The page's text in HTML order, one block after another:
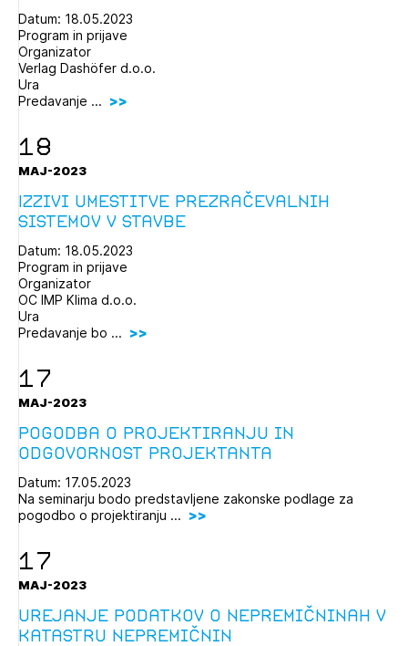
PRIJAVITE SE REGISTRIRAJTE SE
Datum: 18.05.2023
Program in prijave
Organizator
Verlag Dashöfer d.o.o.
Ura
Predavanje ...
18
MAJ-2023
Izzivi umestitve prezračevalnih
sistemov v stavbe
Datum: 18.05.2023
Program in prijave
Organizator
OC IMP Klima d.o.o.
Ura
Predavanje bo ...
17
MAJ-2023
Pogodba o projektiranju in
odgovornost projektanta
Datum: 17.05.2023
Na seminarju bodo predstavljene zakonske podlage za
pogodbo o projektiranju ...
17
MAJ-2023
Urejanje podatkov o nepremičninah v
katastru nepremičnin